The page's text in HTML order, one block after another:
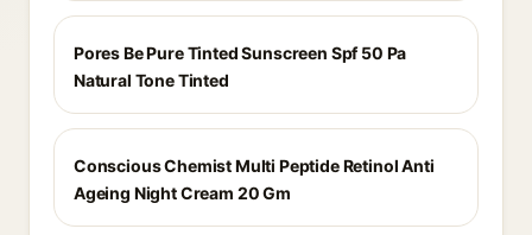
Pores Be Pure Tinted Sunscreen Spf 50 Pa
Natural Tone Tinted
Conscious Chemist Multi Peptide Retinol Anti
Ageing Night Cream 20 Gm